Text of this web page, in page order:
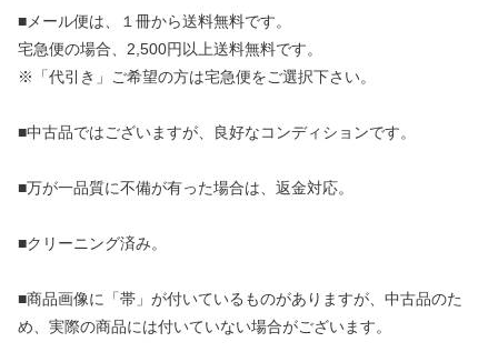
■メール便は、１冊から送料無料です。
宅急便の場合、2,500円以上送料無料です。
※「代引き」ご希望の方は宅急便をご選択下さい。
■中古品ではございますが、良好なコンディションです。
■万が一品質に不備が有った場合は、返金対応。
■クリーニング済み。
■商品画像に「帯」が付いているものがありますが、中古品のた
め、実際の商品には付いていない場合がございます。